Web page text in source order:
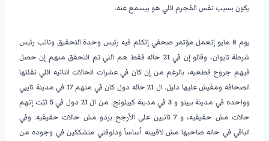
يكون بسبب نفس المُجرم اللي هو بيسمع عنه.
يوم 8 مايو إتعمل مؤتمر صحفي إتكلم فيه رئيس وحدة التحقيق ونائب رئيس
شرطة تايوان، وقالو إن في 21 حاله فقط هم اللي تم التحقق منهم إن حصل
فيهم جروح قطعيه، بالرغم من إن كان في عشرات الحالات التانيه اللي نقلتها
الصحافه ومفيش عليها دليل. ال 21 حاله دول كان في منهم 17 في مدينة تايبي
وواحده في مدينة بييتو و 3 في مدينة كييلونج. من ال 21 دول في 5 ثبُت إنهم
حالات مش حقيقيه، و 7 تانيين على الأرجح بردو مش حالات حقيقيه. وفي
الباقي في حاله صاحبها مش لاقيينه أساساً ودلوقتي متشككين في وجوده من